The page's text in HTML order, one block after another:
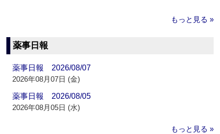
もっと見る »
薬事日報
薬事日報 2026/08/07
2026年08月07日 (金)
薬事日報 2026/08/05
2026年08月05日 (水)
もっと見る »